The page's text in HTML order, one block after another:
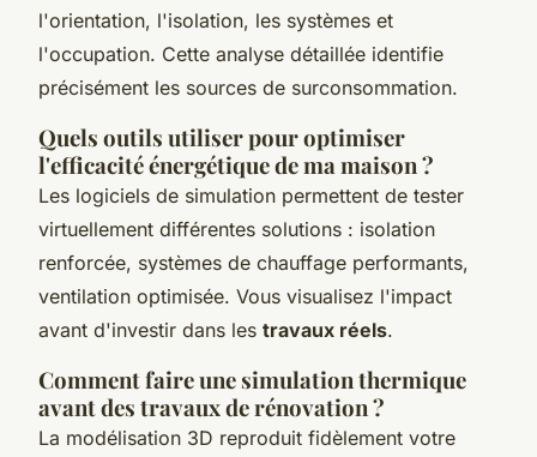
l'orientation, l'isolation, les systèmes et
l'occupation. Cette analyse détaillée identifie
précisément les sources de surconsommation.
Quels outils utiliser pour optimiser
l'efficacité énergétique de ma maison ?
Les logiciels de simulation permettent de tester
virtuellement différentes solutions : isolation
renforcée, systèmes de chauffage performants,
ventilation optimisée. Vous visualisez l'impact
avant d'investir dans les travaux réels.
Comment faire une simulation thermique
avant des travaux de rénovation ?
La modélisation 3D reproduit fidèlement votre